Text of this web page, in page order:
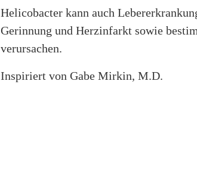
Helicobacter kann auch
Gerinnung und Herzinfarkt sowie
verursachen.
Inspiriert von Gabe Mirkin, M.D.